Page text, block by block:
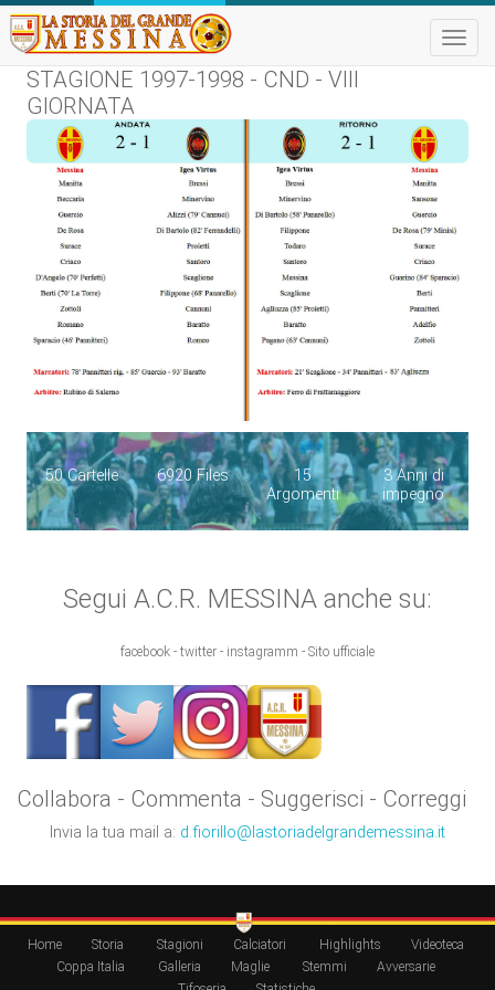
Toggle
STAGIONE 1997-1998 - CND - VIII
GIORNATA
50 Cartelle 6920 Files
15
Argomenti
3 Anni di
impegno
Segui A.C.R. MESSINA anche su:
facebook - twitter - instagramm - Sito ufficiale
Collabora - Commenta - Suggerisci - Correggi
Invia la tua mail a: d.fiorillo@lastoriadelgrandemessina.it
Home Storia Stagioni Calciatori Highlights
Videoteca
Coppa Italia
Galleria Maglie Stemmi
Avversarie